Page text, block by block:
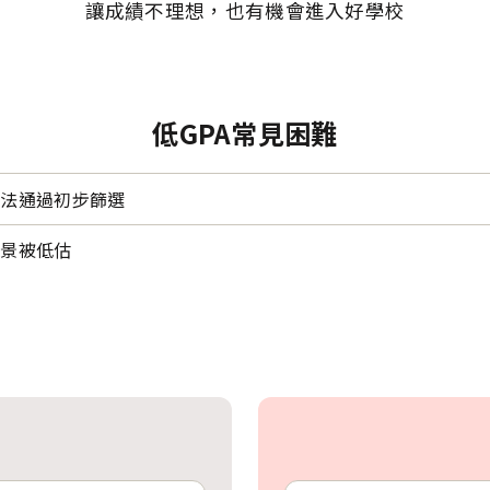
讓成績不理想，也有機會進入好學校
低GPA常見困難
通過初步篩選
被低估